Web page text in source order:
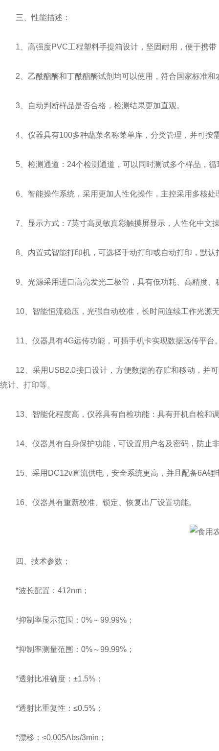
三、性能描述：
1、高强度PVC工程塑料手提箱设计，坚固耐用，便于携带
2、乙酰酯酶和丁酰酯酶试剂均可以使用，符合国家标准和
3、自动判断样品是否合格，检测结果更加直观。
4、仪器具有100多种蔬菜名称菜单库，分类管理，并可按
5、检测通道：24个检测通道，可以同时测试多个样品，循
6、智能操作系统，采用更加人性化操作，主控采用多核处
7、显示方式：7英寸高灵敏真彩触摸屏显示，人性化中文
8、内置式智能打印机，可选择手动打印或自动打印，默认
9、光源采用进口高亮发光二极管，具有低功耗、高精度、
10、智能恒流稳压，光强自动校准，长时间连续工作光源
11、仪器具有4G远传功能，可插手机卡实现数据远传平台
12、采用USB2.0接口设计，方便数据的存贮和移动，并可
统计、打印等。
13、智能化程度高，仪器具有自检功能：具有开机自检和
14、仪器具有自身保护功能，可设置用户名及密码，防止
15、采用DC12v直流供电，安全系统更高，并且配备6A锂
16、仪器具有重新校准、锁定、恢复出厂设置功能。
四、技术参数；
*波长配置：412nm；
*抑制率显示范围：0%～99.99%；
*抑制率测量范围：0%～99.99%；
*透射比准确度：±1.5%；
*透射比重复性：≤0.5%；
*漂移：≤0.005Abs/3min；